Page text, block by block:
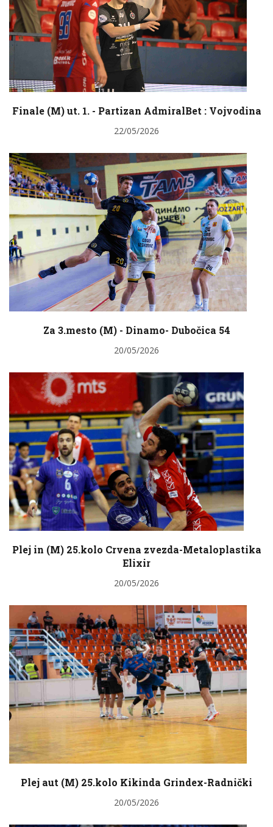
Finale (M) ut. 1. - Partizan AdmiralBet : Vojvodina
22/05/2026
Za 3.mesto (M) - Dinamo- Dubočica 54
20/05/2026
Plej in (M) 25.kolo Crvena zvezda-Metaloplastika
Elixir
20/05/2026
Plej aut (M) 25.kolo Kikinda Grindex-Radnički
20/05/2026